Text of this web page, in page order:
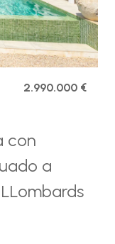
2.990.000 €
con
a